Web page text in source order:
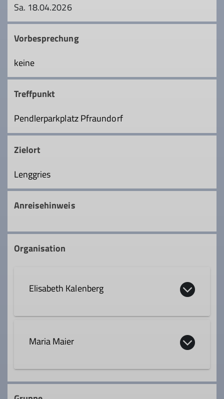
Sa. 18.04.2026
Vorbesprechung
keine
Treffpunkt
Pendlerparkplatz Pfraundorf
Zielort
Lenggries
Anreisehinweis
Organisation
Elisabeth Kalenberg
Qualifikationen
Maria Maier
0170 2206631